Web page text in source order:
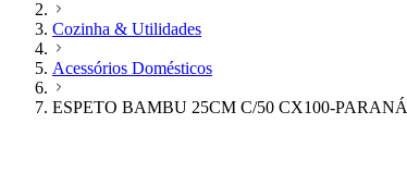
Cozinha & Utilidades
Acessórios Domésticos
ESPETO BAMBU 25CM C/50 CX100-PARANÁ